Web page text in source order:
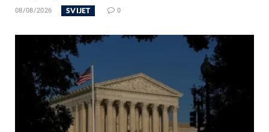
08/08/2026 SVIJET 0